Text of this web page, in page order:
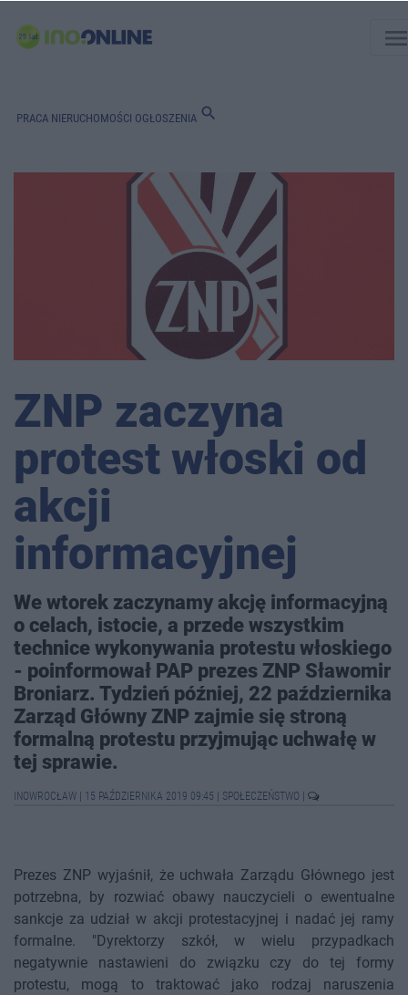
PRACA NIERUCHOMOŚCI OGŁOSZENIA search
ZNP zaczyna
protest włoski od
akcji
informacyjnej
We wtorek zaczynamy akcję informacyjną
o celach, istocie, a przede wszystkim
technice wykonywania protestu włoskiego
- poinformował PAP prezes ZNP Sławomir
Broniarz. Tydzień później, 22 października
Zarząd Główny ZNP zajmie się stroną
formalną protestu przyjmując uchwałę w
tej sprawie.
INOWROCŁAW 15 PAŹDZIERNIKA 2019 09:45 SPOŁECZEŃSTWO
Prezes ZNP wyjaśnił, że uchwała Zarządu Głównego jest
potrzebna, by rozwiać obawy nauczycieli o ewentualne
sankcje za udział w akcji protestacyjnej i nadać jej ramy
formalne. "Dyrektorzy szkół, w wielu przypadkach
negatywnie nastawieni do związku czy do tej formy
protestu, mogą to traktować jako rodzaj naruszenia